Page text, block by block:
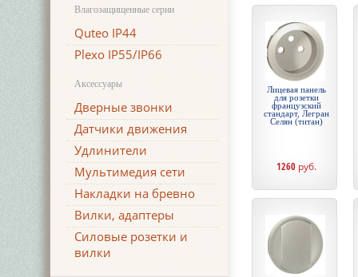
Влагозащищенные серии
Quteo IP44
Plexo IP55/IP66
Аксессуары
Дверные звонки
Датчики движения
Удлинители
Мультимедия сети
Накладки на бревно
Вилки, адаптеры
Силовые розетки и
вилки
Лицевая панель
для розетки
французский
стандарт, Легран
Селян (титан)
1260 руб.